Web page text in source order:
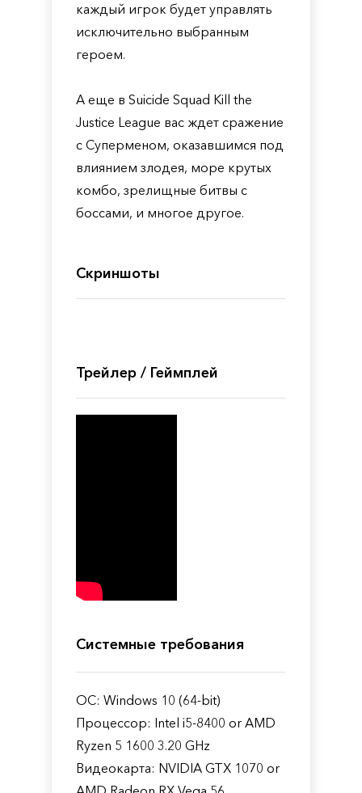
каждый игрок будет управлять
исключительно выбранным
героем.
А еще в Suicide Squad Kill the
Justice League вас ждет сражение
с Суперменом, оказавшимся под
влиянием злодея, море крутых
комбо, зрелищные битвы с
боссами, и многое другое.
Скриншоты
Трейлер / Геймплей
Системные требования
ОС: Windows 10 (64-bit)
Процессор: Intel i5-8400 or AMD
Ryzen 5 1600 3.20 GHz
Видеокарта: NVIDIA GTX 1070 or